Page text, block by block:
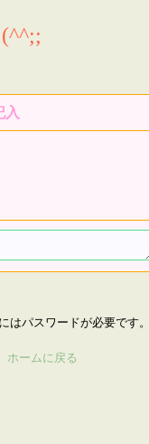
入
パスワードが必要です。
ホームに戻る